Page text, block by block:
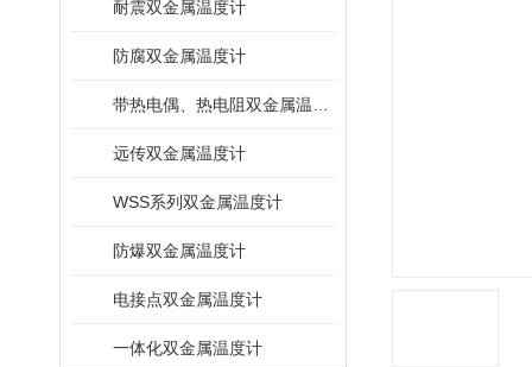
耐震双金属温度计
防腐双金属温度计
远传双金属温度计
WSS系列双金属温度计
防爆双金属温度计
电接点双金属温度计
一体化双金属温度计